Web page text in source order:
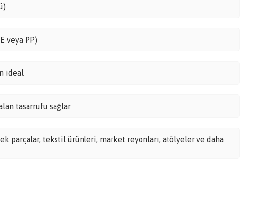
veya PP)
ideal
tasarrufu sağlar
parçalar, tekstil ürünleri, market reyonları, atölyeler ve daha